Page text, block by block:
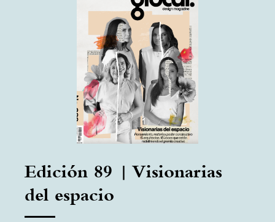
Edición 89 | Visionarias
del espacio